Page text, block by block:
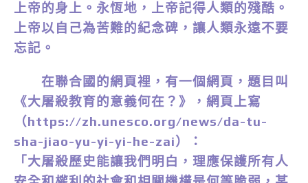
上帝的身上。永恆地，上帝記得人類的殘酷。
上帝以自己為苦難的紀念碑，讓人類永遠不要
忘記。
在聯合國的網頁裡，有一個網頁，題目叫
《大屠殺教育的意義何在？》，網頁上寫
（https://zh.unesco.org/news/da-tu-
sha-jiao-yu-yi-yi-he-zai）：
「大屠殺歷史能讓我們明白，理應保護所有人